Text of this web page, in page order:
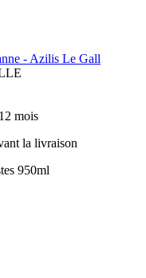
- Azilis Le Gall
mois
la livraison